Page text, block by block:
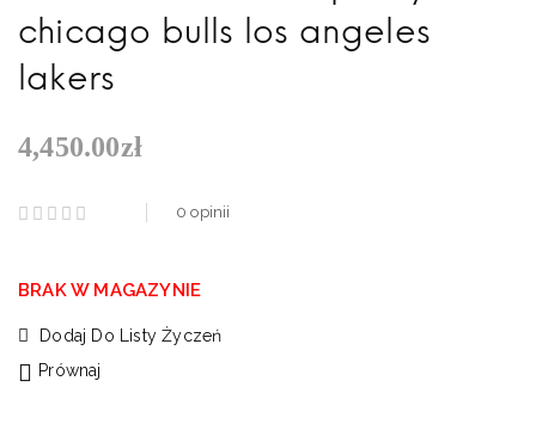
chicago bulls los angeles
lakers
4,450.00zł
0 opinii
BRAK W MAGAZYNIE
Dodaj Do Listy Życzeń
Prównaj